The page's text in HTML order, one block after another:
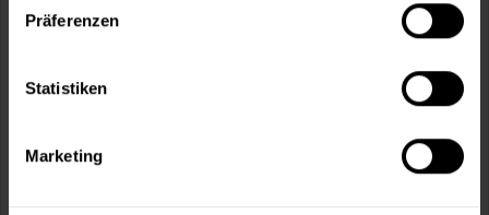
Präferenzen
Statistiken
Marketing